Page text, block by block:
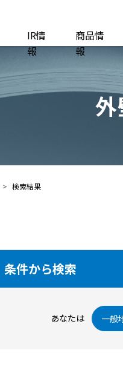
IR情
報
商品情
報
検索結果
条件から検索
あなたは 一般